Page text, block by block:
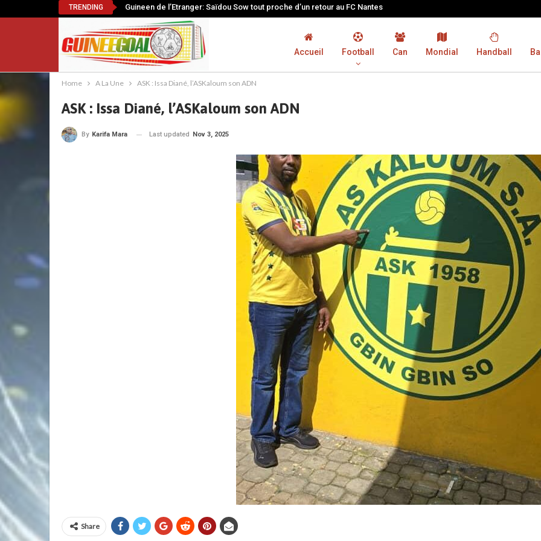
TRENDING Guineen de l’Etranger: Saïdou Sow tout proche d’un retour au FC Nantes
Accueil Football Can Mondial Handball
Home A La Une ASK : Issa Diané, l’ASKaloum son ADN
ASK : Issa Diané, l’ASKaloum son ADN
By Karifa Mara Last updated Nov 3, 2025
Share